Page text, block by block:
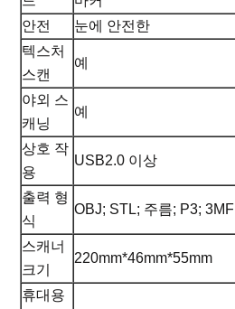
안전
눈에 안전한
텍스처
스캔
예
야외 스
캐닝
예
상호 작
용
USB2.0 이상
출력 형
식
OBJ; STL; 주름; P3; 3MF
스캐너
크기
220mm*46mm*55mm
휴대용